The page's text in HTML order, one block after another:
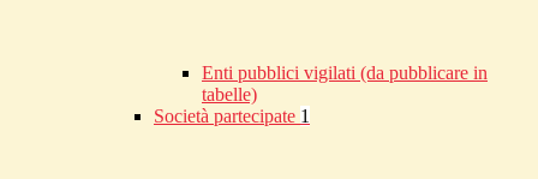
Enti pubblici vigilati (da pubblicare in
tabelle)
Società partecipate 1